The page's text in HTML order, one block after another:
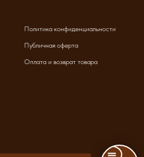
Политика конфиденциальности
Публичная оферта
Оплата и возврат товара